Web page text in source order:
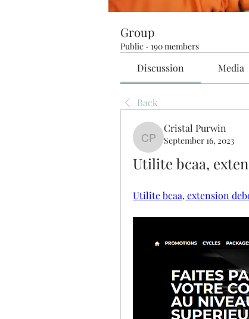
Group
Public · 190 members
Discussion Media
Back
Cristal Purwin
Cristal Purwin
September 16, 2023
Utilite bcaa,
Utilite bcaa, extension